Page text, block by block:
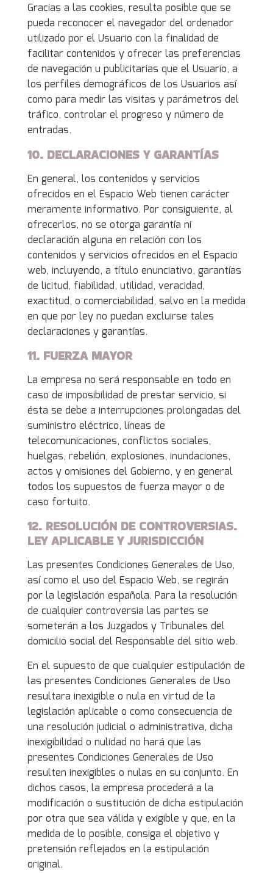
Gracias a las cookies, resulta posible que se
pueda reconocer el navegador del ordenador
utilizado por el Usuario con la finalidad de
facilitar contenidos y ofrecer las preferencias
de navegación u publicitarias que el Usuario, a
los perfiles demográficos de los Usuarios así
como para medir las visitas y parámetros del
tráfico, controlar el progreso y número de
entradas.
10. DECLARACIONES Y GARANTÍAS
En general, los contenidos y servicios
ofrecidos en el Espacio Web tienen carácter
meramente informativo. Por consiguiente, al
ofrecerlos, no se otorga garantía ni
declaración alguna en relación con los
contenidos y servicios ofrecidos en el Espacio
web, incluyendo, a título enunciativo, garantías
de licitud, fiabilidad, utilidad, veracidad,
exactitud, o comerciabilidad, salvo en la medida
en que por ley no puedan excluirse tales
declaraciones y garantías.
11. FUERZA MAYOR
La empresa no será responsable en todo en
caso de imposibilidad de prestar servicio, si
ésta se debe a interrupciones prolongadas del
suministro eléctrico, líneas de
telecomunicaciones, conflictos sociales,
huelgas, rebelión, explosiones, inundaciones,
actos y omisiones del Gobierno, y en general
todos los supuestos de fuerza mayor o de
caso fortuito.
12. RESOLUCIÓN DE CONTROVERSIAS.
LEY APLICABLE Y JURISDICCIÓN
Las presentes Condiciones Generales de Uso,
así como el uso del Espacio Web, se regirán
por la legislación española. Para la resolución
de cualquier controversia las partes se
someterán a los Juzgados y Tribunales del
domicilio social del Responsable del sitio web.
En el supuesto de que cualquier estipulación de
las presentes Condiciones Generales de Uso
resultara inexigible o nula en virtud de la
legislación aplicable o como consecuencia de
una resolución judicial o administrativa, dicha
inexigibilidad o nulidad no hará que las
presentes Condiciones Generales de Uso
resulten inexigibles o nulas en su conjunto. En
dichos casos, la empresa procederá a la
modificación o sustitución de dicha estipulación
por otra que sea válida y exigible y que, en la
medida de lo posible, consiga el objetivo y
pretensión reflejados en la estipulación
original.